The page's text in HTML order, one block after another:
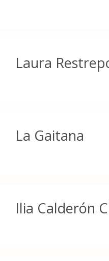
Laura
La Gaitana
Ilia Calderón